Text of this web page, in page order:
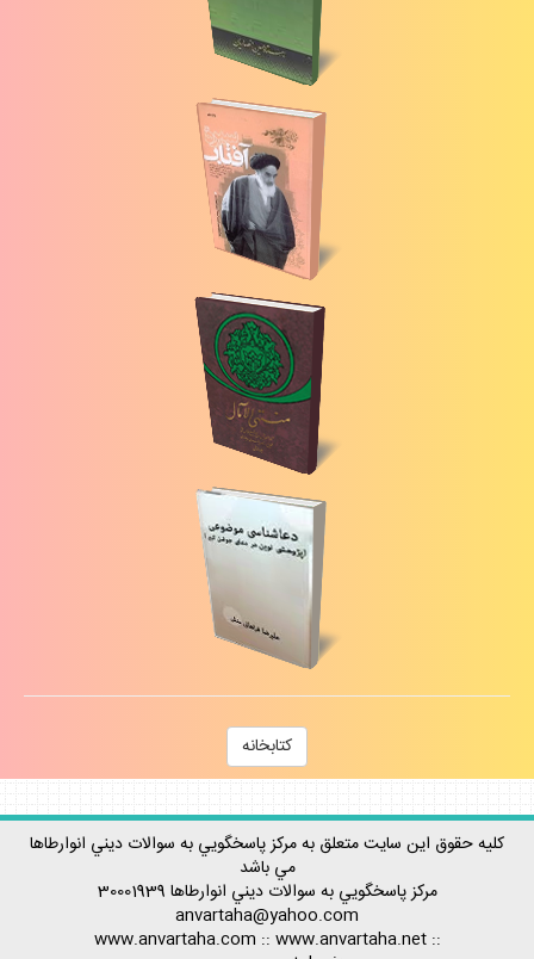
كتابخانه
كليه حقوق اين سايت متعلق به مركز پاسخگويي به سوالات ديني انوارطاها
مي باشد
مركز پاسخگويي به سوالات ديني انوارطاها 30001939
anvartaha@yahoo.com
www.anvartaha.com :: www.anvartaha.net::